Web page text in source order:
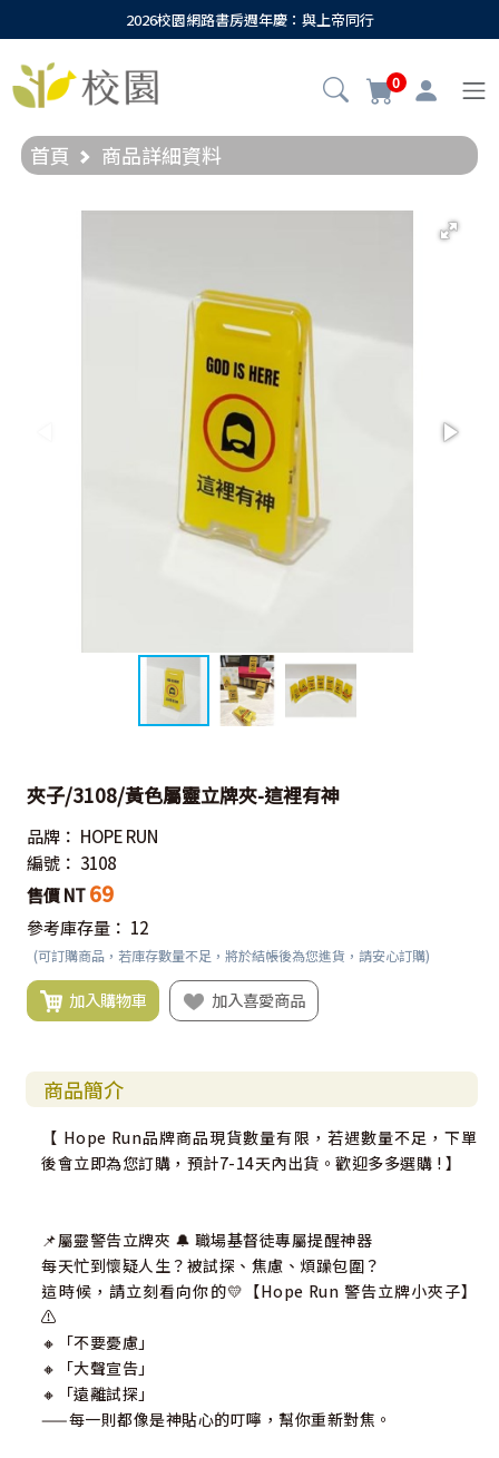
2026校園網路書房週年慶：與上帝同行
0
首頁 商品詳細資料
夾子/3108/黃色屬靈立牌夾-這裡有神
品牌： HOPE RUN
編號： 3108
售價 NT 69
參考庫存量： 12
(可訂購商品，若庫存數量不足，將於結帳後為您進貨，請安心訂購)
加入購物車 加入喜愛商品
商品簡介
【 Hope Run品牌商品現貨數量有限，若遇數量不足，下單
後會立即為您訂購，預計7-14天內出貨。歡迎多多選購 ! 】
📌屬靈警告立牌夾 🔔 職場基督徒專屬提醒神器
每天忙到懷疑人生？被試探、焦慮、煩躁包圍？
這時候，請立刻看向你的💛【Hope Run 警告立牌小夾子】
⚠️
🔸「不要憂慮」
🔸「大聲宣告」
🔸「遠離試探」
——每一則都像是神貼心的叮嚀，幫你重新對焦。